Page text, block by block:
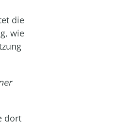
die
wie
dort